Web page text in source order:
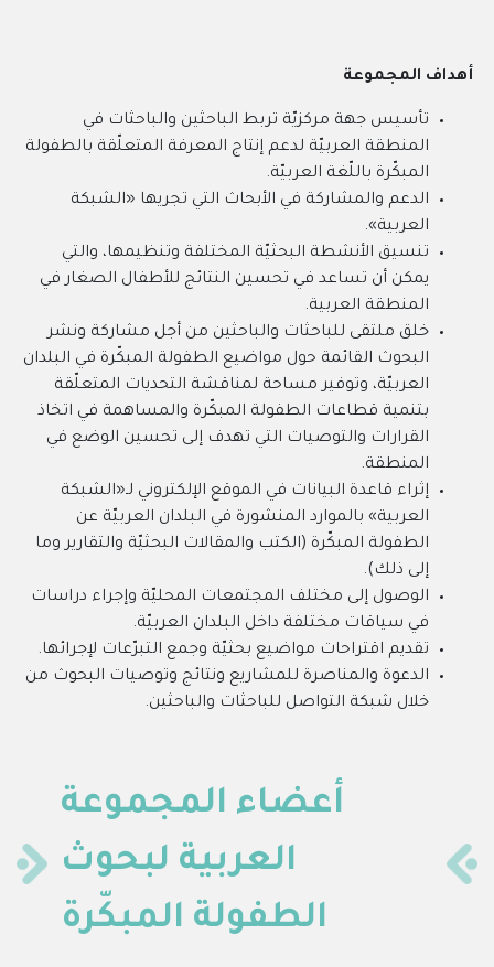
أهداف المجموعة
تأسيس جهة مركزيّة تربط الباحثين والباحثات في
المنطقة العربيّة لدعم إنتاج المعرفة المتعلّقة بالطفولة
المبكّرة باللّغة العربيّة.
الدعم والمشاركة في الأبحاث التي تجريها «الشبكة
العربية».
تنسيق الأنشطة البحثيّة المختلفة وتنظيمها، والتي
يمكن أن تساعد في تحسين النتائج للأطفال الصغار في
المنطقة العربية.
خلق ملتقى للباحثات والباحثين من أجل مشاركة ونشر
البحوث القائمة حول مواضيع الطفولة المبكّرة في البلدان
العربيّة، وتوفير مساحة لمناقشة التحديات المتعلّقة
بتنمية قطاعات الطفولة المبكّرة والمساهمة في اتخاذ
القرارات والتوصيات التي تهدف إلى تحسين الوضع في
المنطقة.
إثراء قاعدة البيانات في الموقع الإلكتروني لـ«الشبكة
العربية» بالموارد المنشورة في البلدان العربيّة عن
الطفولة المبكّرة (الكتب والمقالات البحثيّة والتقارير وما
إلى ذلك).
الوصول إلى مختلف المجتمعات المحليّة وإجراء دراسات
في سياقات مختلفة داخل البلدان العربيّة.
تقديم اقتراحات مواضيع بحثيّة وجمع التبرّعات لإجرائها.
الدعوة والمناصرة للمشاريع ونتائج وتوصيات البحوث من
خلال شبكة التواصل للباحثات والباحثين.
أعضاء المجموعة
العربية لبحوث
الطفولة المبكّرة